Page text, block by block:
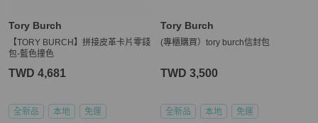
Tory Burch
【TORY BURCH】拼接皮革卡片零錢
包-藍色撞色
TWD 4,681
全新品 本地 免運
Tory Burch
(專櫃購買）tory burch信封包
TWD 3,500
全新品 本地 免運